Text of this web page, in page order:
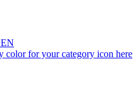
color for your category icon here